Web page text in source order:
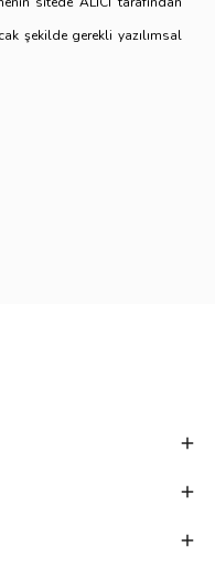
şekilde gerekli yazılımsal